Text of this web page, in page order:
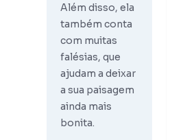
Além disso, ela
também conta
com muitas
falésias, que
ajudam a deixar
a sua paisagem
ainda mais
bonita.